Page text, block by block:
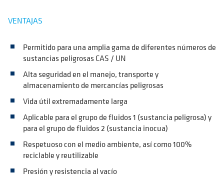
VENTAJAS
Permitido para una amplia gama de diferentes números de
sustancias peligrosas CAS / UN
Alta seguridad en el manejo, transporte y
almacenamiento de mercancías peligrosas
Vida útil extremadamente larga
Aplicable para el grupo de fluidos 1 (sustancia peligrosa) y
para el grupo de fluidos 2 (sustancia inocua)
Respetuoso con el medio ambiente, así como 100%
reciclable y reutilizable
Presión y resistencia al vacío